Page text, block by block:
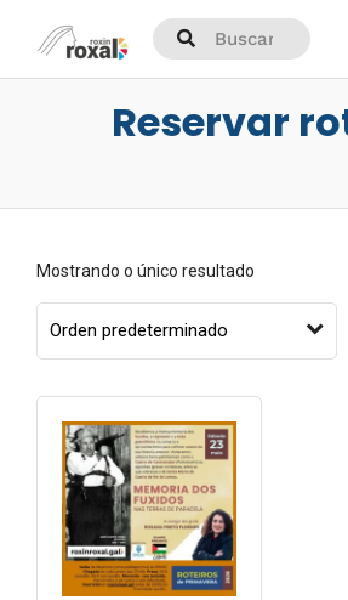
Reservar
Mostrando o único resultado